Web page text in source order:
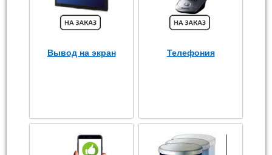
Вывод на экран Телефония